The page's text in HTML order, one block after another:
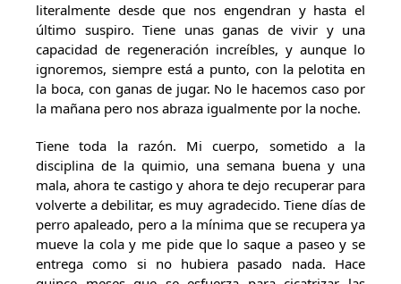
literalmente desde que nos engendran y hasta el
último suspiro. Tiene unas ganas de vivir y una
capacidad de regeneración increíbles, y aunque lo
ignoremos, siempre está a punto, con la pelotita en
la boca, con ganas de jugar. No le hacemos caso por
la mañana pero nos abraza igualmente por la noche.
Tiene toda la razón. Mi cuerpo, sometido a la
disciplina de la quimio, una semana buena y una
mala, ahora te castigo y ahora te dejo recuperar para
volverte a debilitar, es muy agradecido. Tiene días de
perro apaleado, pero a la mínima que se recupera ya
mueve la cola y me pide que lo saque a paseo y se
entrega como si no hubiera pasado nada. Hace